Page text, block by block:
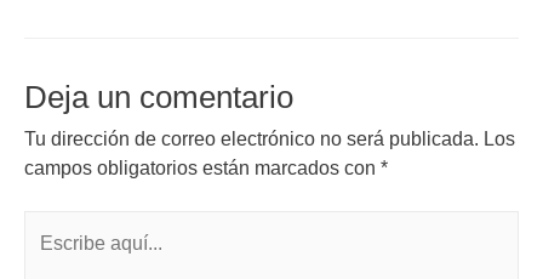
Deja un comentario
Tu dirección de correo electrónico no será publicada. Los
campos obligatorios están marcados con *